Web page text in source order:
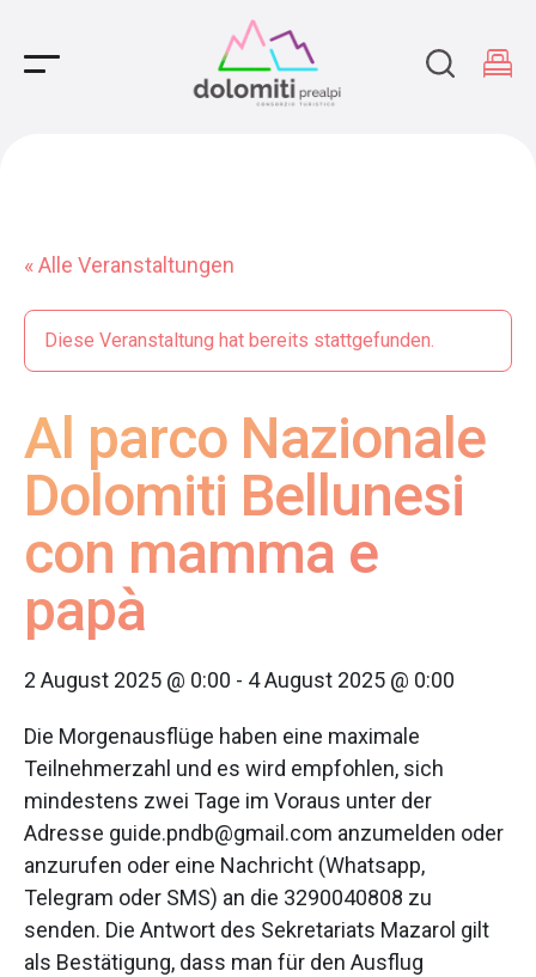
Main Navigation
« Alle Veranstaltungen
Diese Veranstaltung hat bereits stattgefunden.
Al parco Nazionale
Dolomiti Bellunesi
con mamma e
papà
2 August 2025 @ 0:00 - 4 August 2025 @ 0:00
Die Morgenausflüge haben eine maximale
Teilnehmerzahl und es wird empfohlen, sich
mindestens zwei Tage im Voraus unter der
Adresse guide.pndb@gmail.com anzumelden oder
anzurufen oder eine Nachricht (Whatsapp,
Telegram oder SMS) an die 3290040808 zu
senden. Die Antwort des Sekretariats Mazarol gilt
als Bestätigung, dass man für den Ausflug